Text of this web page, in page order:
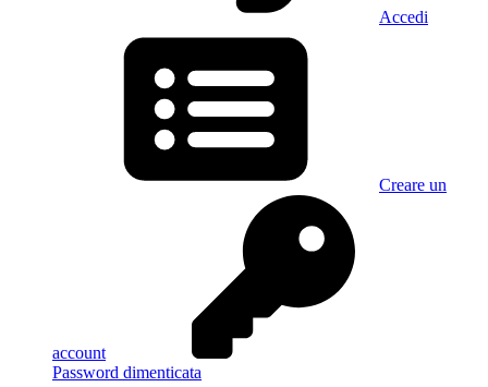
Accedi
Creare un
account
Password dimenticata